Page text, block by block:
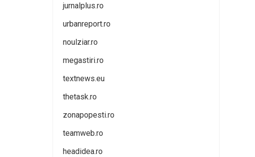
jurnalplus.ro
urbanreport.ro
noulziar.ro
megastiri.ro
textnews.eu
thetask.ro
zonapopesti.ro
teamweb.ro
headidea.ro